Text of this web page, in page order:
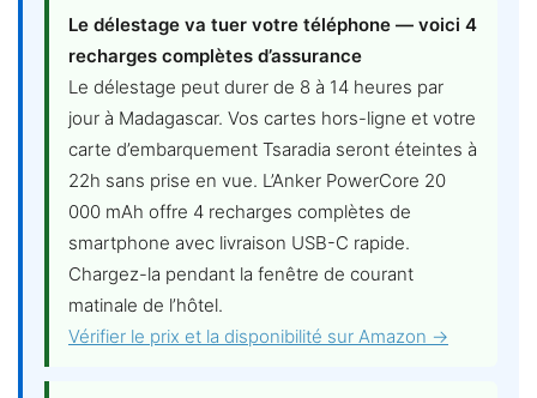
Le délestage va tuer votre téléphone — voici 4
recharges complètes d’assurance
Le délestage peut durer de 8 à 14 heures par
jour à Madagascar. Vos cartes hors-ligne et votre
carte d’embarquement Tsaradia seront éteintes à
22h sans prise en vue. L’Anker PowerCore 20
000 mAh offre 4 recharges complètes de
smartphone avec livraison USB-C rapide.
Chargez-la pendant la fenêtre de courant
matinale de l’hôtel.
Vérifier le prix et la disponibilité sur Amazon →